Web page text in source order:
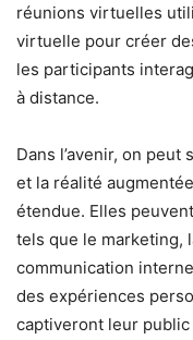
réunions virtuelles
virtuelle pour créer
les participants
à distance.
Dans l’avenir, on peut
et la réalité
étendue. Elles
tels que le marketing,
communication
des expériences
captiveront leur